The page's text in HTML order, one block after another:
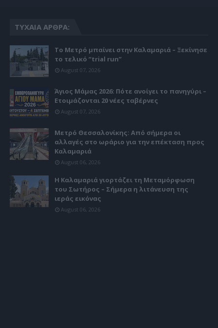
ΤΥΧΑΊΑ ΆΡΘΡΑ:
Το Μετρό μπαίνει στην Καλαμαριά – Ξεκίνησε
το τελικό “trial run”
August 07, 2026
Άγιος Μάμας 2026: Πότε ανοίγει το πανηγύρι –
Ετοιμάζονται 20 νέες ταβέρνες
August 07, 2026
Μετρό Θεσσαλονίκης: Από σήμερα οι
αλλαγές στο ωράριο για την επέκταση προς
Καλαμαριά
August 06, 2026
Η Καλαμαριά γιορτάζει τη Μεταμόρφωση
του Σωτήρος – Σήμερα η λιτάνευση της
ιεράς εικόνας
August 06, 2026